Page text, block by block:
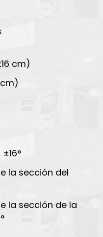
cm)
la sección del
la sección de la